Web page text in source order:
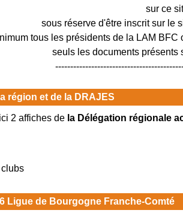
sur ce
sous réserve d'être inscrit sur le
tous les présidents de la LAM
seuls les documents présents
région et de la DRAJES
2 affiches de la Délégation régionale
Ligue de Bourgogne Franche-Comté